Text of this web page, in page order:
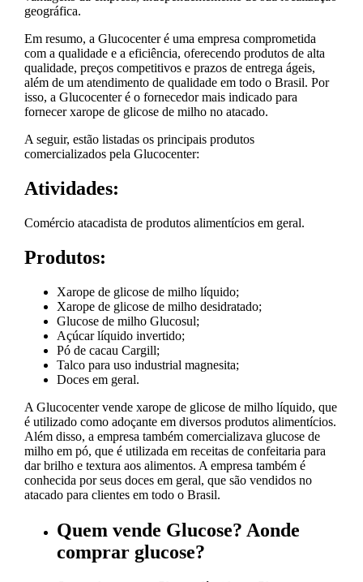
geográfica.
Em resumo, a Glucocenter é uma empresa comprometida
com a qualidade e a eficiência, oferecendo produtos de alta
qualidade, preços competitivos e prazos de entrega ágeis,
além de um atendimento de qualidade em todo o Brasil. Por
isso, a Glucocenter é o fornecedor mais indicado para
fornecer xarope de glicose de milho no atacado.
A seguir, estão listadas os principais produtos
comercializados pela Glucocenter:
Atividades:
Comércio atacadista de produtos alimentícios em geral.
Produtos:
Xarope de glicose de milho líquido;
Xarope de glicose de milho desidratado;
Glucose de milho Glucosul;
Açúcar líquido invertido;
Pó de cacau Cargill;
Talco para uso industrial magnesita;
Doces em geral.
A Glucocenter vende xarope de glicose de milho líquido, que
é utilizado como adoçante em diversos produtos alimentícios.
Além disso, a empresa também comercializava glucose de
milho em pó, que é utilizada em receitas de confeitaria para
dar brilho e textura aos alimentos. A empresa também é
conhecida por seus doces em geral, que são vendidos no
atacado para clientes em todo o Brasil.
Quem vende Glucose? Aonde
comprar glucose?